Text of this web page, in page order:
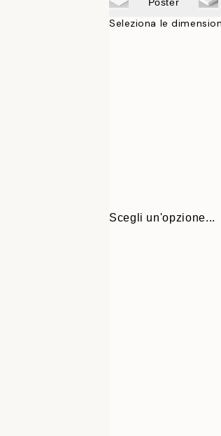
Seleziona le
Scegli un'opzione...